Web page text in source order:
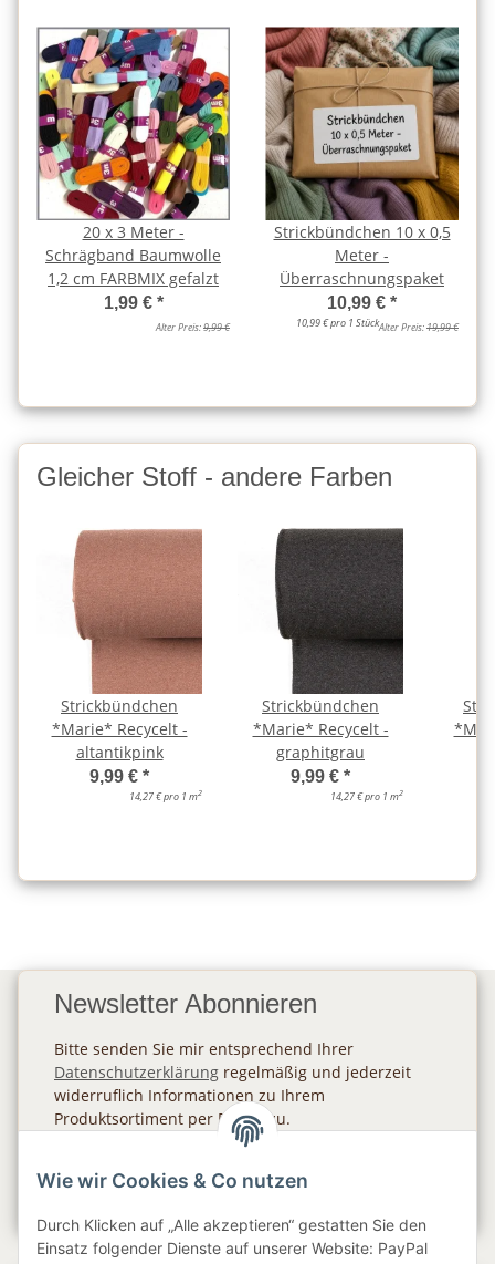
20 x 3 Meter -
Schrägband Baumwolle
1,2 cm FARBMIX gefalzt
1,99 € *
Alter Preis:9,99 €
Strickbündchen 10 x 0,5
Meter -
Überraschnungspaket
10,99 € *
10,99 € pro 1 StückAlter Preis:19,99 €
Gleicher Stoff - andere Farben
Strickbündchen
*Marie* Recycelt -
altantikpink
9,99 € *
14,27 € pro 1 m2
Strickbündchen
*Marie* Recycelt -
graphitgrau
9,99 € *
14,27 € pro 1 m2
Newsletter Abonnieren
Bitte senden Sie mir entsprechend Ihrer
Datenschutzerklärung regelmäßig und jederzeit
widerruflich Informationen zu Ihrem
Produktsortiment per E-Mail zu.
Wie wir Cookies & Co nutzen
Durch Klicken auf „Alle akzeptieren“ gestatten Sie den
Einsatz folgender Dienste auf unserer Website: PayPal